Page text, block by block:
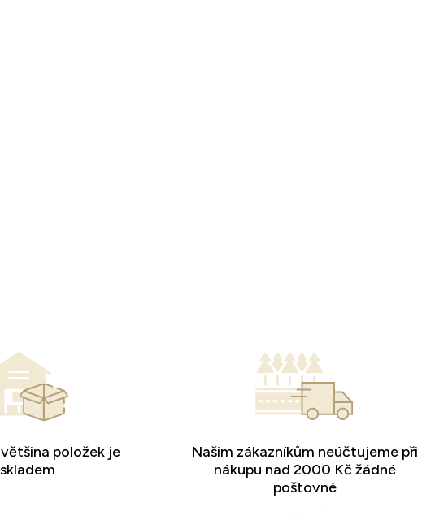
položek je
skladem
Našim zákazníkům neúčtujeme při
nákupu nad 2000 Kč žádné
poštovné